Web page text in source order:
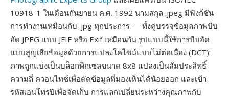
10918-1 ในเดือนกันยายน ค.ศ. 1992 นามสกุล .jpeg มีฟังก์ชัน
การทำงานเหมือนกับ .jpg ทุกประการ — ทั้งคู่บรรจุข้อมูลภาพบีบ
อัด JPEG แบบ JFIF หรือ Exif เหมือนกัน รูปแบบนี้ใช้การบีบอัด
แบบสูญเสียข้อมูลด้วยการแปลงโคไซน์แบบไม่ต่อเนื่อง (DCT):
ภาพถูกแบ่งเป็นบล็อกพิกเซลขนาด 8x8 แปลงเป็นสัมประสิทธิ์
ความถี่ ควอนไทซ์เพื่อตัดข้อมูลที่มองเห็นได้น้อยออก และเข้า
รหัสเอนโทรปีเพื่อจัดเก็บ การแลกเปลี่ยนระหว่างคุณภาพกับ